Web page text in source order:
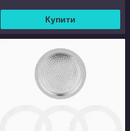
Купити